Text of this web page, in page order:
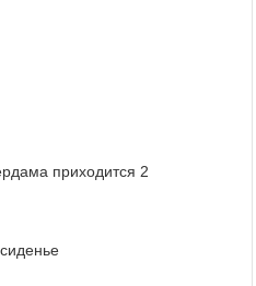
приходится 2